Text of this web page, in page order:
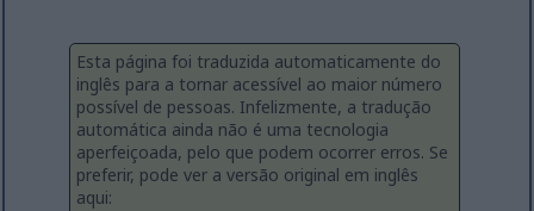
Esta página foi traduzida automaticamente do
inglês para a tornar acessível ao maior número
possível de pessoas. Infelizmente, a tradução
automática ainda não é uma tecnologia
aperfeiçoada, pelo que podem ocorrer erros. Se
preferir, pode ver a versão original em inglês
aqui: